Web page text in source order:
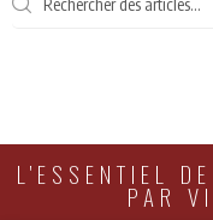
L'ESSENTIEL
PAR